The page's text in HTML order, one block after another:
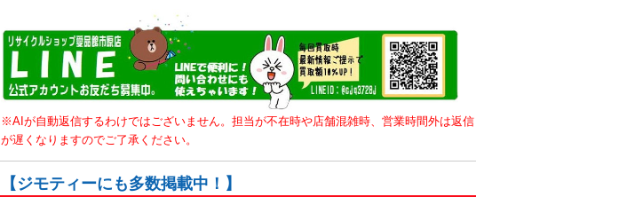
※AIが自動返信するわけではございません。担当が不在時や店舗混雑時、営業時間外は返信
が遅くなりますのでご了承ください。
【ジモティーにも多数掲載中！】